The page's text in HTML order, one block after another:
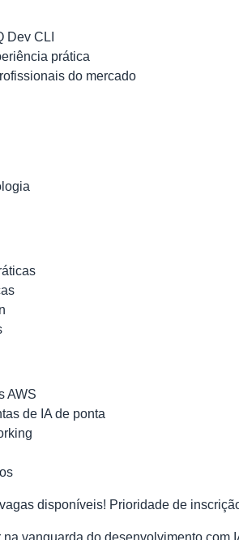
Dev CLI
prática
do mercado
AWS
de IA de ponta
disponíveis! Prioridade de
vanguarda do desenvolvimento com